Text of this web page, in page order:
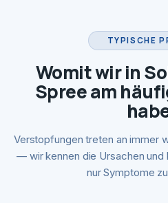
TYPISCHE
Womit wir in
Spree am
Verstopfungen treten an immer
— wir kennen die Ursachen
nur Symptome